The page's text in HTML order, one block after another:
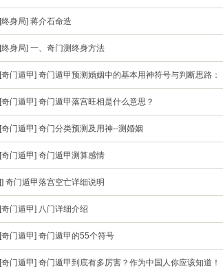
[终身局] 蒋介石命造
[终身局] 一、奇门测终身方法
[奇门遁甲] 奇门遁甲预测婚姻中的基本用神符号与判断思路：
[奇门遁甲] 奇门遁甲落宫旺相是什么意思？
[奇门遁甲] 奇门分类预测及用神--测婚姻
[奇门遁甲] 奇门遁甲测算感情
[] 奇门遁甲落宫空亡详细说明
[奇门遁甲] 八门详细介绍
[奇门遁甲] 奇门遁甲的55个符号
[奇门遁甲] 奇门遁甲到底有多厉害？作为中国人你应该知道！